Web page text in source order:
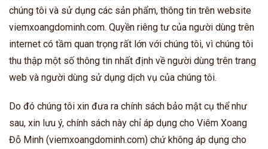
chúng tôi và sử dụng các sản phẩm, thông tin trên website
viemxoangdominh.com. Quyền riêng tư của người dùng trên
internet có tầm quan trọng rất lớn với chúng tôi, vì chúng tôi
thu thập một số thông tin nhất định về người dùng trên trang
web và người dùng sử dụng dịch vụ của chúng tôi.
Do đó chúng tôi xin đưa ra chính sách bảo mật cụ thể như
sau, xin lưu ý, chính sách này chỉ áp dụng cho Viêm Xoang
Đỗ Minh (viemxoangdominh.com) chứ không áp dụng cho